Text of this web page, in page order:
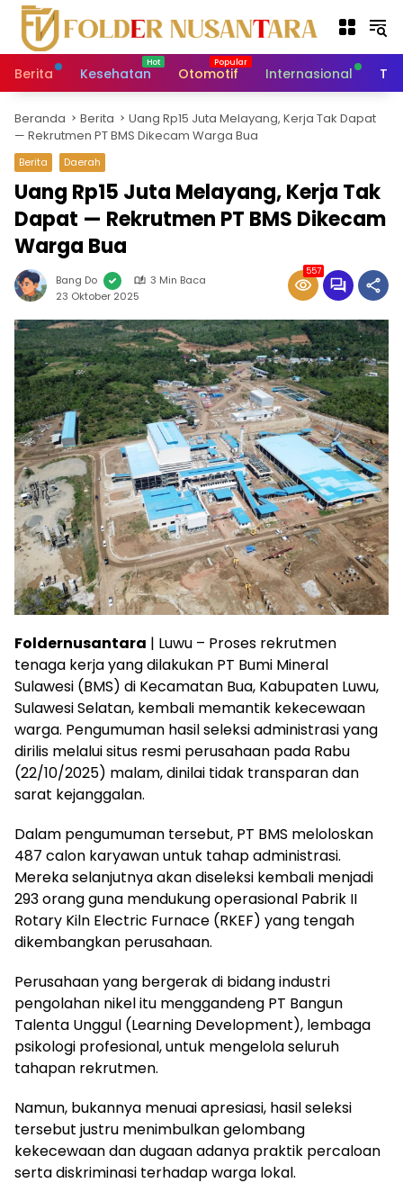
Berita Kesehatan Otomotif Internasional
Beranda Berita
Uang Rp15 Juta Melayang, Kerja Tak Dapat
— Rekrutmen PT BMS Dikecam Warga Bua
Berita Daerah
Uang Rp15 Juta Melayang, Kerja Tak
Dapat — Rekrutmen PT BMS Dikecam
Warga Bua
Bang Do
3 Min Baca
23 Oktober 2025
557
Foldernusantara | Luwu – Proses rekrutmen
tenaga kerja yang dilakukan PT Bumi Mineral
Sulawesi (BMS) di Kecamatan Bua, Kabupaten Luwu,
Sulawesi Selatan, kembali memantik kekecewaan
warga. Pengumuman hasil seleksi administrasi yang
dirilis melalui situs resmi perusahaan pada Rabu
(22/10/2025) malam, dinilai tidak transparan dan
sarat kejanggalan.
Dalam pengumuman tersebut, PT BMS meloloskan
487 calon karyawan untuk tahap administrasi.
Mereka selanjutnya akan diseleksi kembali menjadi
293 orang guna mendukung operasional Pabrik II
Rotary Kiln Electric Furnace (RKEF) yang tengah
dikembangkan perusahaan.
Perusahaan yang bergerak di bidang industri
pengolahan nikel itu menggandeng PT Bangun
Talenta Unggul (Learning Development), lembaga
psikologi profesional, untuk mengelola seluruh
tahapan rekrutmen.
Namun, bukannya menuai apresiasi, hasil seleksi
tersebut justru menimbulkan gelombang
kekecewaan dan dugaan adanya praktik percaloan
serta diskriminasi terhadap warga lokal.